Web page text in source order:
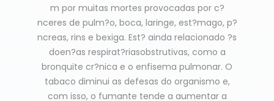
m por muitas mortes provocadas por c?
nceres de pulm?o, boca, laringe, est?mago, p?
ncreas, rins e bexiga. Est? ainda relacionado ?s
doen?as respirat?riasobstrutivas, como a
bronquite cr?nica e o enfisema pulmonar. O
tabaco diminui as defesas do organismo e,
com isso, o fumante tende a aumentar a